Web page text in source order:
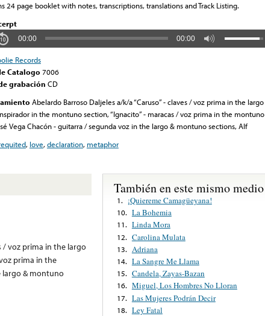
24 page booklet with notes, transcriptions, translations and Track Listing.
00:00 00:00
Records
Catalogo 7006
grabación CD
Abelardo Barroso Daljeles a/k/a “Caruso” - claves / voz prima in the largo
in the montuno section, “Ignacito” - maracas / voz prima in the montuno
Vega Chacón - guitarra / segunda voz in the largo & montuno sections, Alf
, love,declaration, metaphor
/ voz prima in the largo
prima in the
largo & montuno
También en este mismo medio
1. ¡Quiereme Camagüeyana!
10. La Bohemia
11. Linda Mora
12. Carolina Mulata
13. Adriana
14. La Sangre Me Llama
15. Candela, Zayas-Bazan
16. Miguel, Los Hombres No Lloran
17. Las Mujeres Podrán Decir
18. Ley Fatal